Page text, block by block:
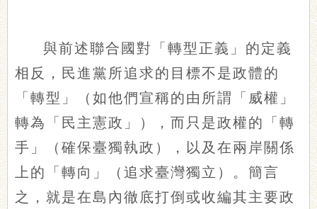
與前述聯合國對「轉型正義」的定義
相反，民進黨所追求的目標不是政體的
「轉型」（如他們宣稱的由所謂「威權」
轉為「民主憲政」），而只是政權的「轉
手」（確保臺獨執政），以及在兩岸關係
上的「轉向」（追求臺灣獨立）。簡言
之，就是在島內徹底打倒或收編其主要政